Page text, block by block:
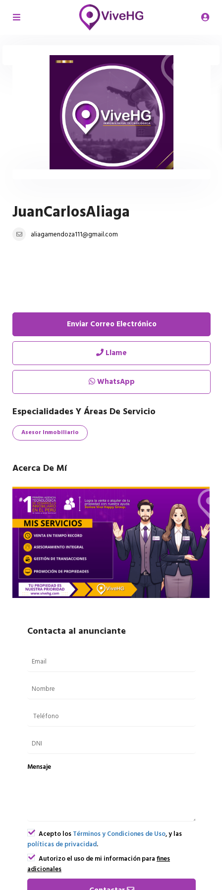
JuanCarlosAliaga
aliagamendoza111@gmail.com
Enviar Correo Electrónico
Llame
WhatsApp
Especialidades Y Áreas De Servicio
Asesor Inmobiliario
Acerca De Mí
Contacta al anunciante
Mensaje
Acepto losTérminos y Condiciones de Uso, y las
políticas de privacidad.
Autorizo el uso de mi información parafines
adicionales